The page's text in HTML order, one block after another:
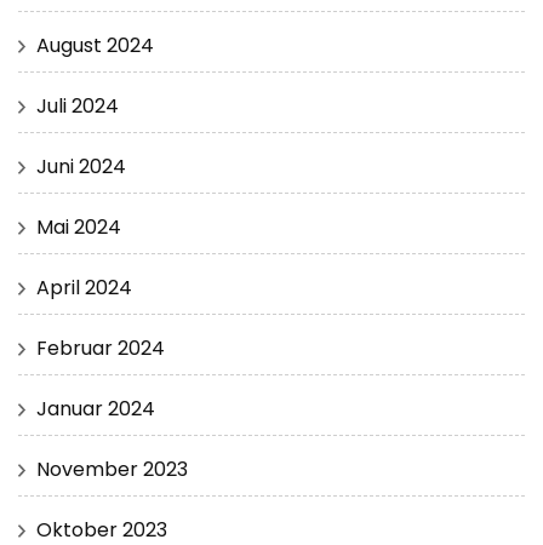
August 2024
Juli 2024
Juni 2024
Mai 2024
April 2024
Februar 2024
Januar 2024
November 2023
Oktober 2023